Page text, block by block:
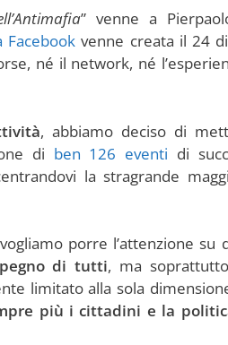
” venne a
Facebook venne creata il 24
né il network, né
, abbiamo deciso di
di ben 126 eventi di
la stragrande
porre l’attenzione su
di tutti, ma
limitato alla sola
più i cittadini e la